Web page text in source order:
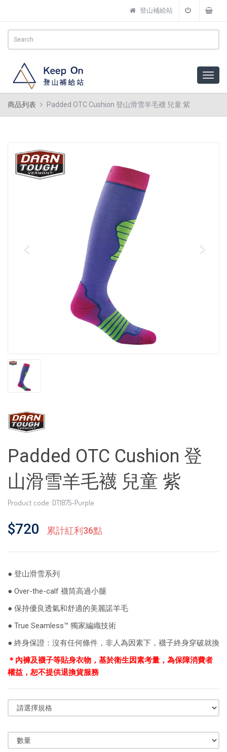
登山補給站
商品列表 Padded OTC Cushion 登山滑雪羊毛襪 兒童 紫
Padded OTC Cushion 登
山滑雪羊毛襪 兒童 紫
Product code: DT1875-Purple
$720 累計紅利36點
● 登山滑雪系列
● Over-the-calf 襪筒高過小腿
● 保持優良透氣和舒適的美麗諾羊毛
● True Seamless™ 獨家編織技術
● 終身保證：沒有任何條件，非人為因素下，襪子終身穿破就換
＊內褲及襪子等貼身衣物，基於衛生因素考量，為保障消費者
權益，恕不提供退換貨服務